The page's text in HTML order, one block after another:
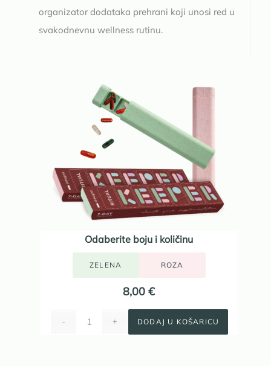
organizator dodataka prehrani koji unosi red u
svakodnevnu wellness rutinu.
Odaberite boju i količinu
ZELENA ROZA
8,00€
DODAJ U KOŠARICU